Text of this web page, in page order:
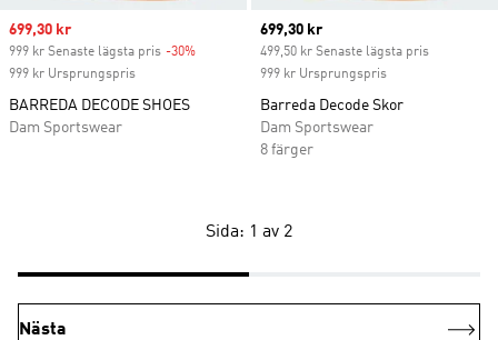
Sale price
699,30 kr
999 kr Senaste lägsta pris -30%
999 kr Ursprungspris
BARREDA DECODE SHOES
Dam Sportswear
Current price
699,30 kr
499,50 kr Senaste lägsta pris
999 kr Ursprungspris
Barreda Decode Skor
Dam Sportswear
8 färger
Sida: 1 av 2
Nästa